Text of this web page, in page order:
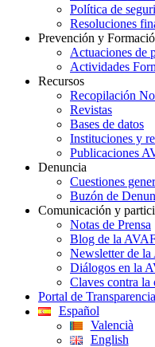
Política de
Resoluciones
Prevención y
Actuaciones de
Actividades
Recursos
Recopilación
Revistas
Bases de datos
Instituciones y
Publicaciones
Denuncia
Cuestiones
Buzón de
Comunicación y
Notas de Prensa
Blog de la
Newsletter de
Diálogos en la
Claves contra la
Portal de Transparencia
Español
Valencià
English